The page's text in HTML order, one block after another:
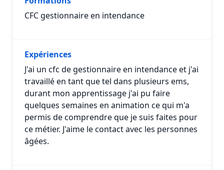
CFC gestionnaire en intendance
Expériences
J'ai un cfc de gestionnaire en intendance et j'ai
travaillé en tant que tel dans plusieurs ems,
durant mon apprentissage j'ai pu faire
quelques semaines en animation ce qui m'a
permis de comprendre que je suis faites pour
ce métier. J'aime le contact avec les personnes
âgées.